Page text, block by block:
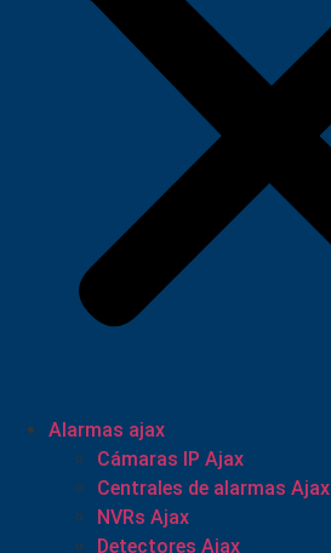
Alarmas ajax
Cámaras IP Ajax
Centrales de alarmas Ajax
NVRs Ajax
Detectores Ajax